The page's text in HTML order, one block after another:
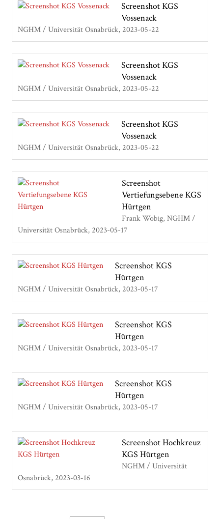
Screenshot KGS
Vossenack
NGHM / Universität Osnabrück 2023-05-22
Screenshot KGS
Vossenack
NGHM / Universität Osnabrück 2023-05-22
Screenshot KGS
Vossenack
NGHM / Universität Osnabrück 2023-05-22
Screenshot
Vertiefungsebene KGS
Hürtgen
Frank Wobig, NGHM /
Universität Osnabrück 2023-05-17
Screenshot KGS
Hürtgen
NGHM / Universität Osnabrück 2023-05-17
Screenshot KGS
Hürtgen
NGHM / Universität Osnabrück 2023-05-17
Screenshot KGS
Hürtgen
NGHM / Universität Osnabrück 2023-05-17
Screenshot Hochkreuz
KGS Hürtgen
NGHM / Universität
Osnabrück 2023-03-16